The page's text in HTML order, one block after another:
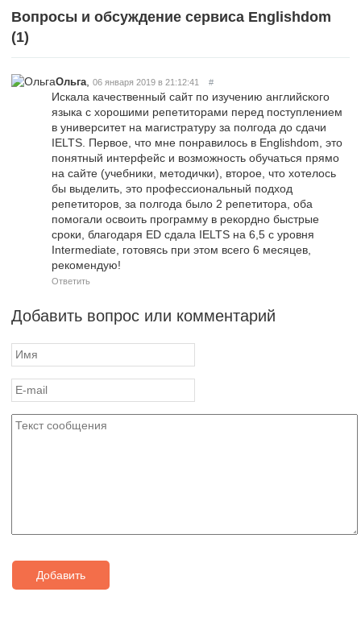
Вопросы и обсуждение сервиса Englishdom
(1)
Ольга 06 января 2019 в 21:12:41 #
Искала качественный сайт по изучению английского
языка с хорошими репетиторами перед поступлением
в университет на магистратуру за полгода до сдачи
IELTS. Первое, что мне понравилось в Englishdom, это
понятный интерфейс и возможность обучаться прямо
на сайте (учебники, методички), второе, что хотелось
бы выделить, это профессиональный подход
репетиторов, за полгода было 2 репетитора, оба
помогали освоить программу в рекордно быстрые
сроки, благодаря ED сдала IELTS на 6,5 с уровня
Intermediate, готовясь при этом всего 6 месяцев,
рекомендую!
Ответить
Добавить вопрос или комментарий
Добавить